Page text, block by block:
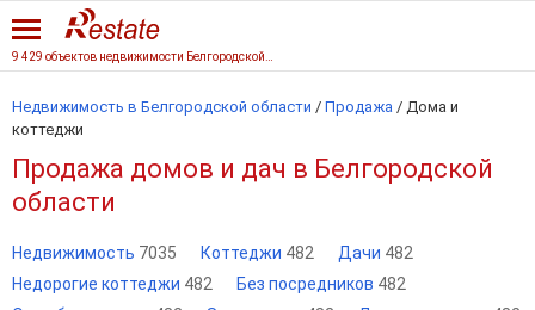
Недвижимость в Белгородской области / Продажа / Дома и
коттеджи
Продажа домов и дач в Белгородской
области
Недвижимость 7035 Коттеджи 482 Дачи 482
Недорогие коттеджи 482 Без посредников 482